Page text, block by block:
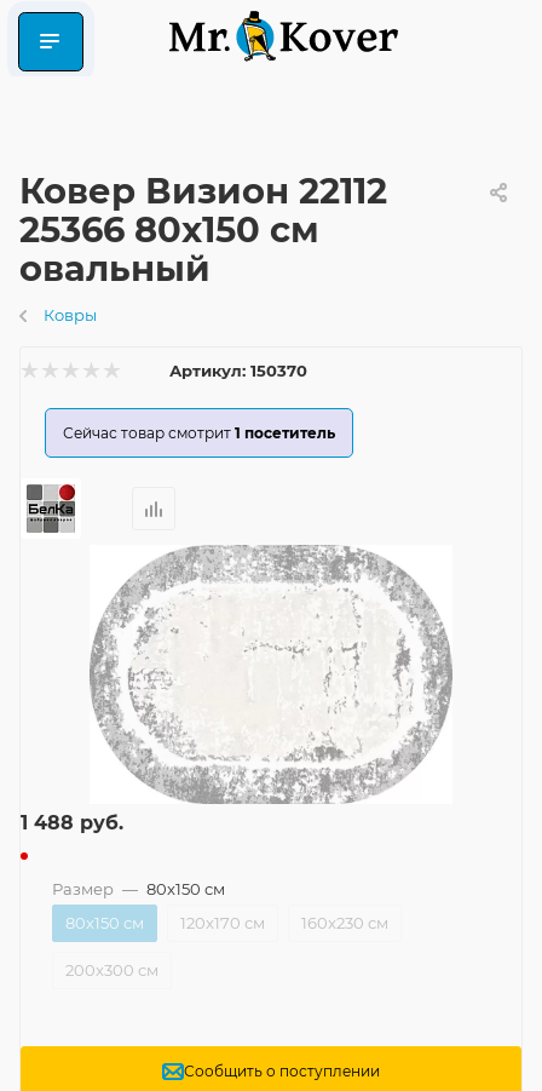
Ковер Визион 22112
25366 80x150 см
овальный
Ковры
Артикул: 150370
Сейчас товар смотрит 1 посетитель
1 488 руб.
Размер — 80x150 см
80x150 см
120x170 см 160x230 см
200x300 см
Сообщить о поступлении